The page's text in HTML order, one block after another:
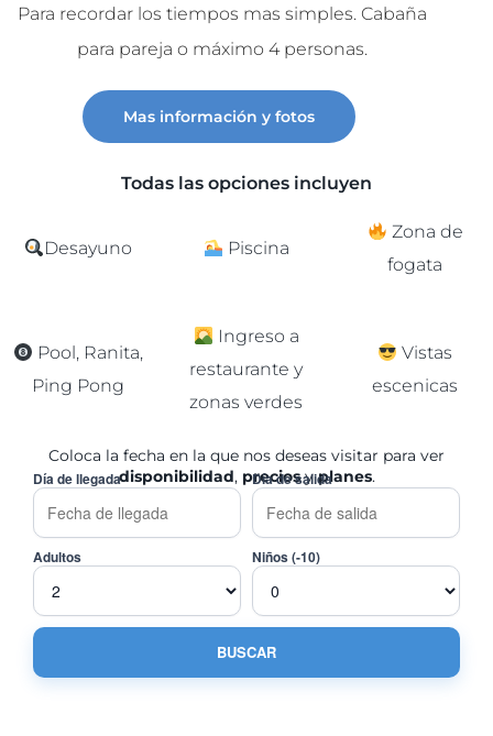
Para recordar los tiempos mas simples. Cabaña
para pareja o máximo 4 personas.
Mas información y fotos
Todas las opciones incluyen
Desayuno Piscina
Zona de
fogata
Pool, Ranita,
Ping Pong
Ingreso a
restaurante y
zonas verdes
Vistas
escenicas
Coloca la fecha en la que nos deseas visitar para ver
disponibilidad, preciosyplanes.
Día de llegada Día de salida
Adultos Niños (-10)